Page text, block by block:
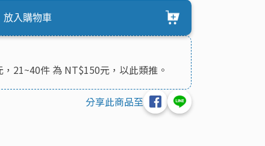
放入購物車
21~40件 為 NT$150元，以此類推。
分享此商品至